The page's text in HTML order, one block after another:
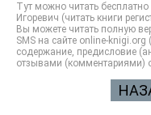
Тут можно читать
Игоревич (читать книги
Вы можете читать полную
SMS на сайте online-knigi.org
содержание, предисловие
отзывами (комментариями)